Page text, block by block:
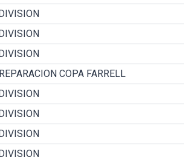
COPA FARRELL